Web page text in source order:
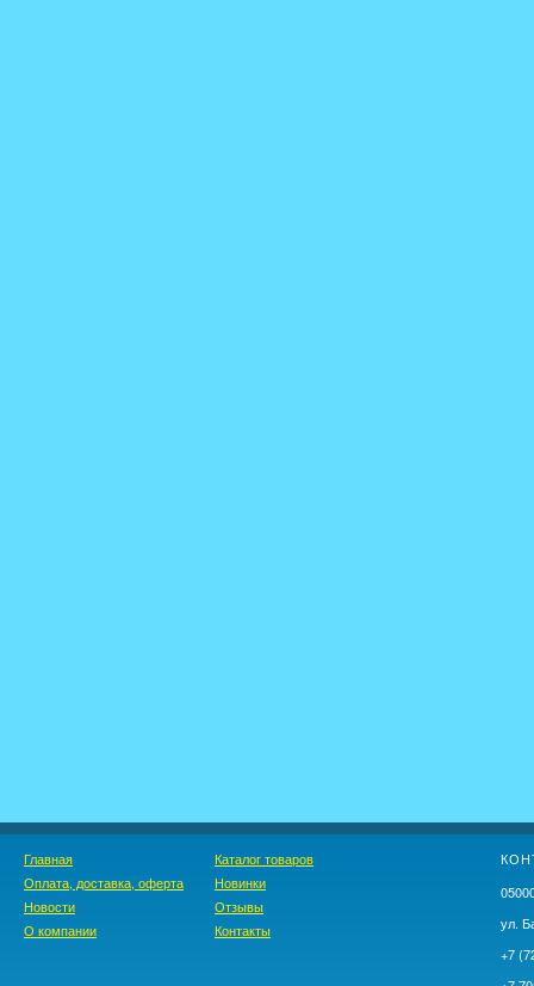
Главная
Оплата, доставка, оферта
Новости
О компании
Каталог товаров
Новинки
Отзывы
Контакты
ул.
+7